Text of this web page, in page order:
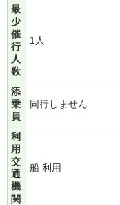
最
少
催
行
人
数
1人
添
乗
員
同行しません
利
用
交
通
機
関
船 利用